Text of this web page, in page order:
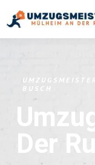
UMZUGSMEISTER
BUSCH
Der